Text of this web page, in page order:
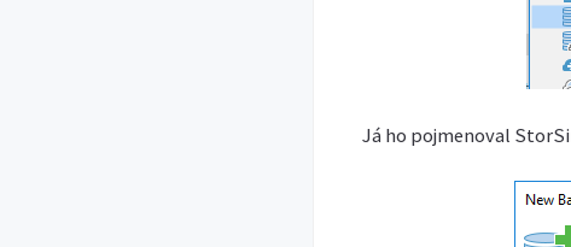
Já ho pojmenoval